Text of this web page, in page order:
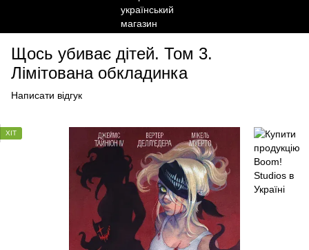
Щось убиває дітей. Том 3.
Лімітована обкладинка
Написати відгук
ХІТ